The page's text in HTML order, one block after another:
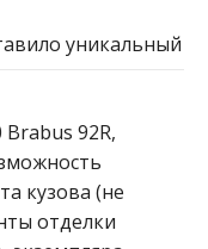
Brabus 92R,
кузова (не
отделки